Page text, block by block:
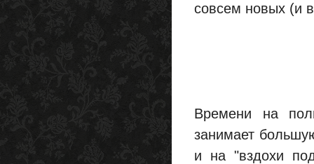
совсем новых (и
Времени на
занимает
и на "вздохи